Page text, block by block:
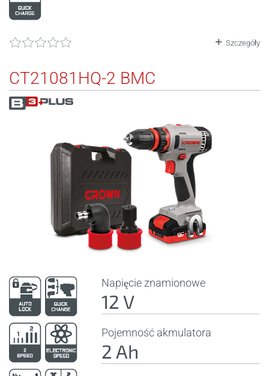
Szczegóły
CT21081HQ-2 BMC
Napięcie znamionowe
12 V
Pojemność akmulatora
2 Ah